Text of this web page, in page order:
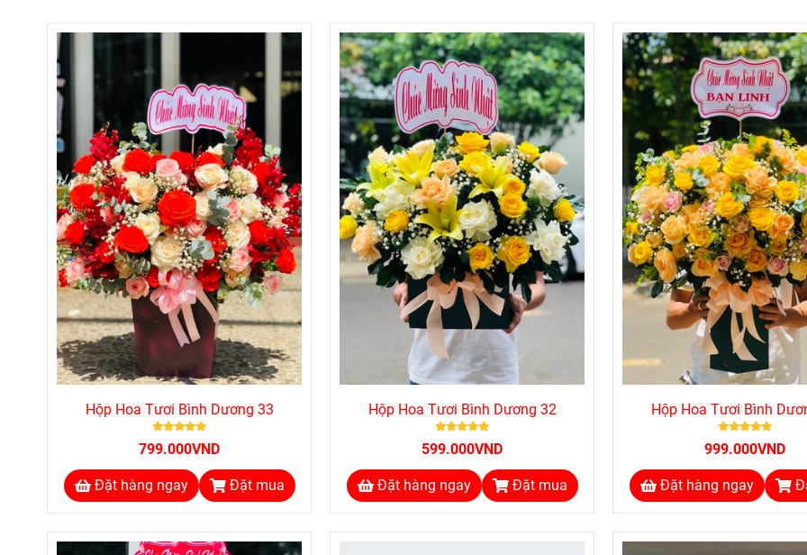
Hộp Hoa Tươi Bình Dương 33
799.000VND
Đặt hàng ngay Đặt mua
Hộp Hoa Tươi Bình Dương 32
599.000VND
Đặt hàng ngay Đặt mua
Hộp Hoa Tươi Bình
999.000VND
Đặt hàng ngay